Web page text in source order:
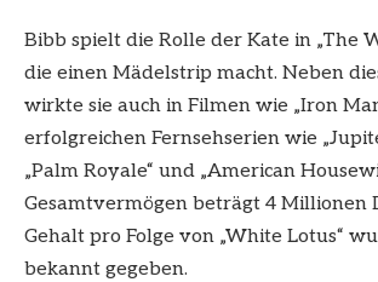
Bibb spielt die Rolle der Kate in „The
die einen Mädelstrip macht. Neben
wirkte sie auch in Filmen wie „Iron
erfolgreichen Fernsehserien wie
„Palm Royale“ und „American
Gesamtvermögen beträgt 4 Millionen
Gehalt pro Folge von „White Lotus“
bekannt gegeben.